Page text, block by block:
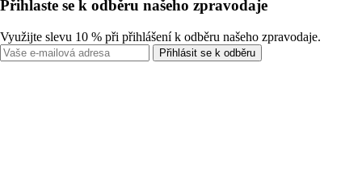
Přihlaste se k odběru našeho zpravodaje
Využijte slevu 10 % při přihlášení k odběru našeho zpravodaje.
Přihlásit se k odběru